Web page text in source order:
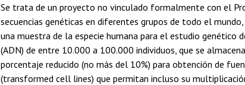
Se trata de un proyecto no vinculado formalmente con el
secuencias genéticas en diferentes grupos de todo el
una muestra de la especie humana para el estudio genético
(ADN) de entre 10.000 a 100.000 individuos, que se
porcentaje reducido (no más del 10%) para obtención de
(transformed cell lines) que permitan incluso su